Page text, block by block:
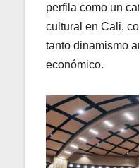
perfila como un
cultural en Cali,
tanto dinamismo
económico.